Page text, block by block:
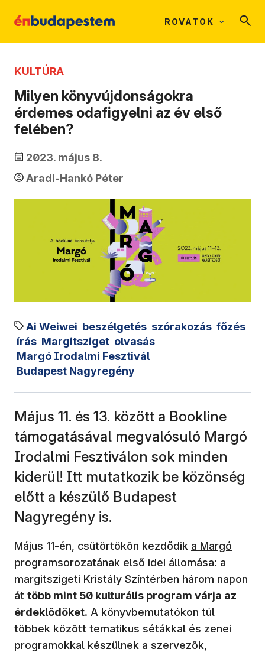
ROVATOK
KULTÚRA
Milyen könyvújdonságokra
érdemes odafigyelni az év első
felében?
2023. május 8.
Aradi-Hankó Péter
Ai Weiwei beszélgetés szórakozás főzés
írás Margitsziget olvasás
Margó Irodalmi Fesztivál
Budapest Nagyregény
Május 11. és 13. között a Bookline
támogatásával megvalósuló Margó
Irodalmi Fesztiválon sok minden
kiderül! Itt mutatkozik be közönség
előtt a készülő Budapest
Nagyregény is.
Május 11-én, csütörtökön kezdődik (új ablakban
a Margó
programsorozatának első idei állomása: a
margitszigeti Kristály Színtérben három napon
át több mint 50 kulturális program várja az
érdeklődőket. A könyvbemutatókon túl
többek között tematikus sétákkal és zenei
programokkal készülnek a szervezők,